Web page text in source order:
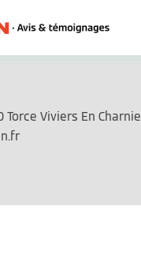
Viviers En Charnie